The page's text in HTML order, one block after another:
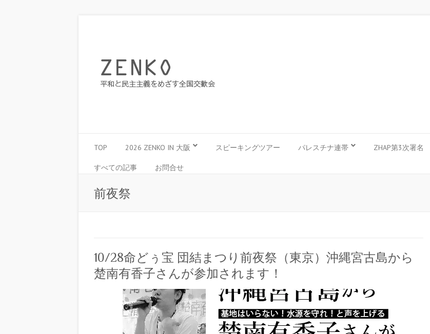
TOP 2026 ZENKO IN 大阪 スピーキングツアー パレスチナ連帯 ZHAP第3次署名
すべての記事 お問合せ
前夜祭
10/28命どぅ宝 団結まつり前夜祭（東京）沖縄宮古島から
楚南有香子さんが参加されます！